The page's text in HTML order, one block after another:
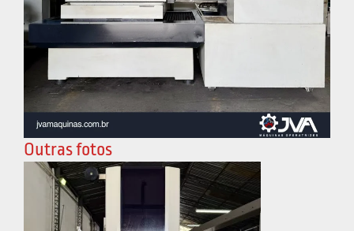
Outras fotos